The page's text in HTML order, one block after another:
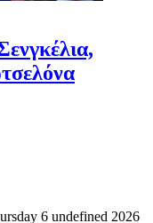
6 undefined 2026